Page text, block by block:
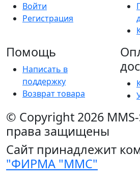
Войти
Регистрация
Помощь
Написать в
поддержку
Возврат товара
© Copyright 2026
права защищены
Сайт принадлежит
"ФИРМА "ММС"